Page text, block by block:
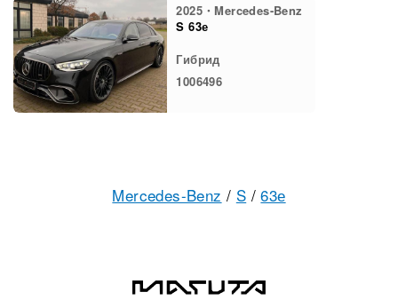
2025・Mercedes-Benz
S 63е
Гибрид
1006496
Mercedes-Benz / S / 63е